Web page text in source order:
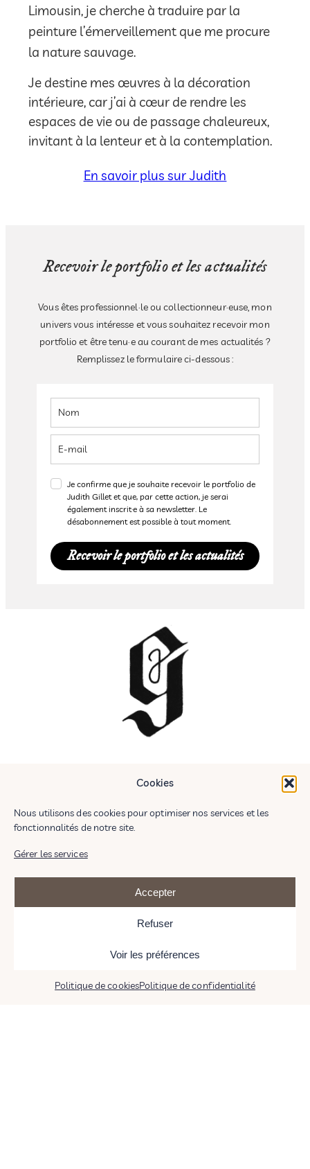
Cookies
Nous utilisons des cookies pour optimiser nos services et les
fonctionnalités de notre site.
Gérer les services
Accepter
Refuser
Voir les préférences
Politique de cookiesPolitique de confidentialité
Limousin, je cherche à traduire par la
peinture l’émerveillement que me procure
la nature sauvage.
Je destine mes œuvres à la décoration
intérieure, car j’ai à cœur de rendre les
espaces de vie ou de passage chaleureux,
invitant à la lenteur et à la contemplation.
En savoir plus sur Judith
Recevoir le portfolio et les actualités
Vous êtes professionnel·le ou collectionneur·euse, mon
univers vous intéresse et vous souhaitez recevoir mon
portfolio et être tenu·e au courant de mes actualités ?
Remplissez le formulaire ci-dessous :
Je confirme que je souhaite recevoir le portfolio de
Judith Gillet et que, par cette action, je serai
également inscrit·e à sa newsletter. Le
désabonnement est possible à tout moment.
Recevoir le portfolio et les actualités